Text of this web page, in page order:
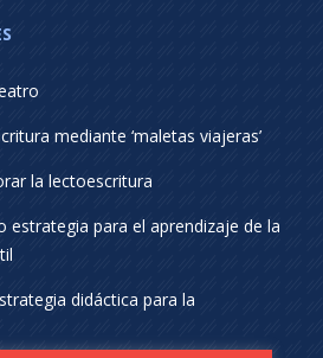
mediante ‘maletas viajeras’
la lectoescritura
estrategia para el aprendizaje de la
didáctica para la